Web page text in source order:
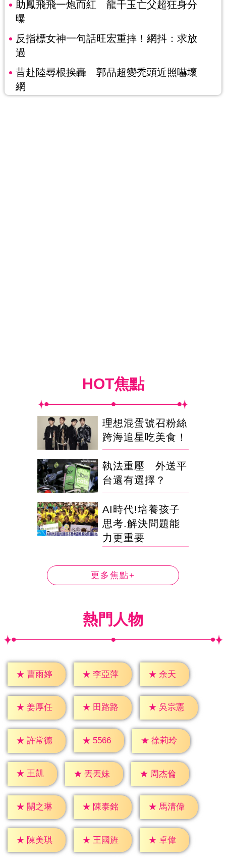
助鳳飛飛一炮而紅 龍千玉亡父超狂身分
曝
反指標女神一句話旺宏重摔！網抖：求放
過
昔赴陸尋根挨轟 郭品超變禿頭近照嚇壞
網
HOT焦點
理想混蛋號召粉絲
跨海追星吃美食！
執法重壓 外送平
台還有選擇？
AI時代!培養孩子
思考.解決問題能
力更重要
更多焦點+
熱門人物
★ 曹雨婷 ★ 李亞萍 ★ 余天
★ 姜厚任 ★ 田路路 ★ 吳宗憲
★ 許常德 ★ 5566 ★ 徐莉玲
★ 王凱 ★ 丟丟妹 ★ 周杰倫
★ 關之琳 ★ 陳泰銘 ★ 馬清偉
★ 陳美琪 ★ 王國旌 ★ 卓偉